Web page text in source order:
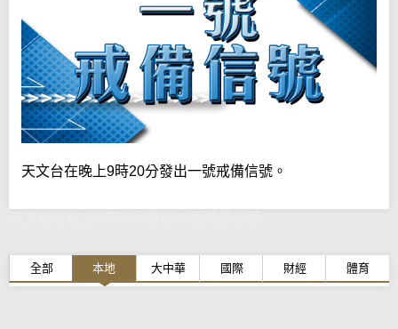
天文台在晚上9時20分發出一號戒備信號。
全部 本地 大中華 國際 財經 體育